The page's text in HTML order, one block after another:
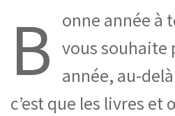
B onne année à
vous souhaite
année, au-
c’est que les livres et